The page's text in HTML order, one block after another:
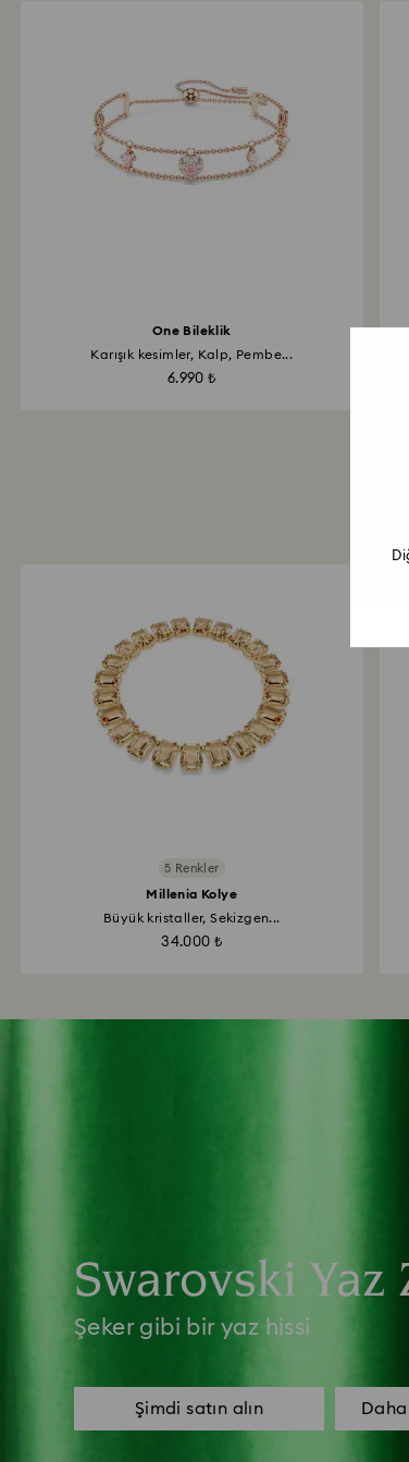
One Bileklik
Karışık kesimler, Kalp, Pembe...
6.990 ₺
5 Renkler
Millenia Kolye
Büyük kristaller, Sekizgen...
34.000 ₺
Swarovski Yaz
Şeker gibi bir yaz hissi
Şimdi satın alın Daha